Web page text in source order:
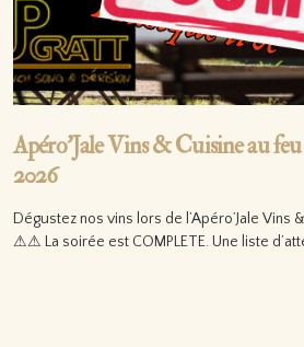
Apéro’Jale Vins & Cuisine au
2026
Dégustez nos vins lors de l’Apéro’Jale Vins
⚠⚠ La soirée est COMPLETE. Une liste